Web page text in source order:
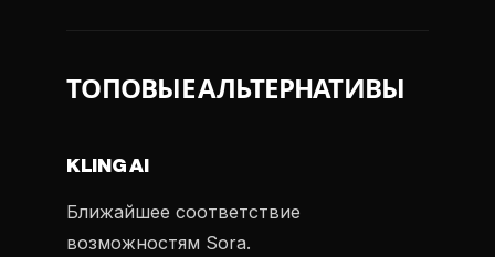
ТОПОВЫЕ АЛЬТЕРНАТИВЫ
KLING AI
Ближайшее соответствие
возможностям Sora.